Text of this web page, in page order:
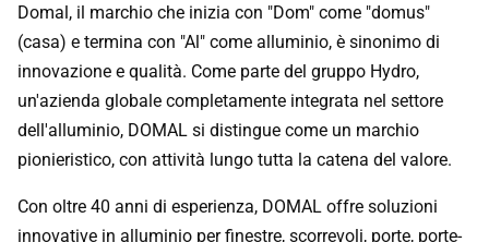
Domal, il marchio che inizia con "Dom" come "domus"
(casa) e termina con "Al" come alluminio, è sinonimo di
innovazione e qualità. Come parte del gruppo Hydro,
un'azienda globale completamente integrata nel settore
dell'alluminio, DOMAL si distingue come un marchio
pionieristico, con attività lungo tutta la catena del valore.
Con oltre 40 anni di esperienza, DOMAL offre soluzioni
innovative in alluminio per finestre, scorrevoli, porte, porte-